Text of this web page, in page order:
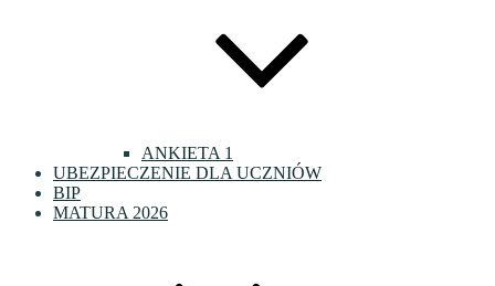
ANKIETA 1
UBEZPIECZENIE DLA UCZNIÓW
BIP
MATURA 2026